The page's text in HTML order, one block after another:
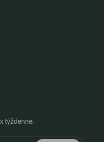
týždenne.